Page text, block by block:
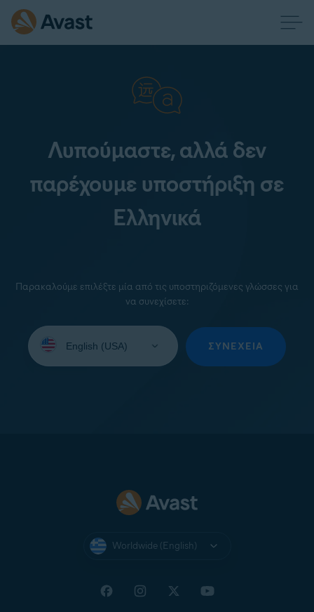
Λυπούμαστε, αλλά δεν
παρέχουμε υποστήριξη σε
Ελληνικά
Παρακαλούμε επιλέξτε μία από τις υποστηριζόμενες γλώσσες για
να συνεχίσετε:
your
ΣΥΝΈΧΕΙΑ
Worldwide (English)